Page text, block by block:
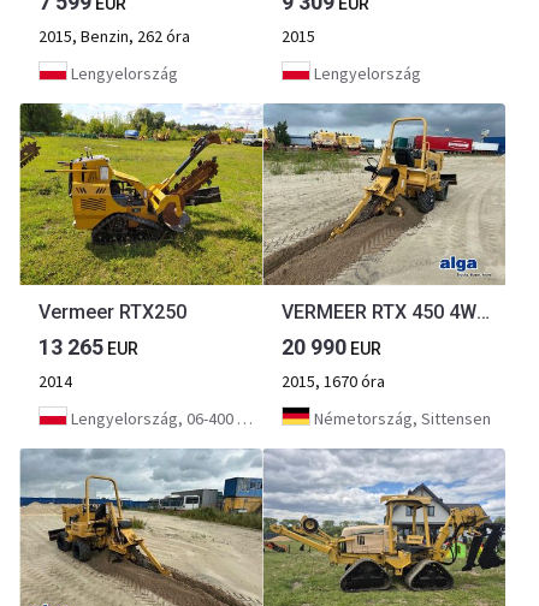
EUR
2015, Benzin, 262 óra
Lengyelország
EUR
2015
Lengyelország
Vermeer RTX250
13 265 EUR
2014
Lengyelország, 06-400 Ciechanów
VERMEER RTX 450 4WD, Grabenfräse, Frästeife 1,5m, Allrad
20 990 EUR
2015, 1670 óra
Németország, Sittensen